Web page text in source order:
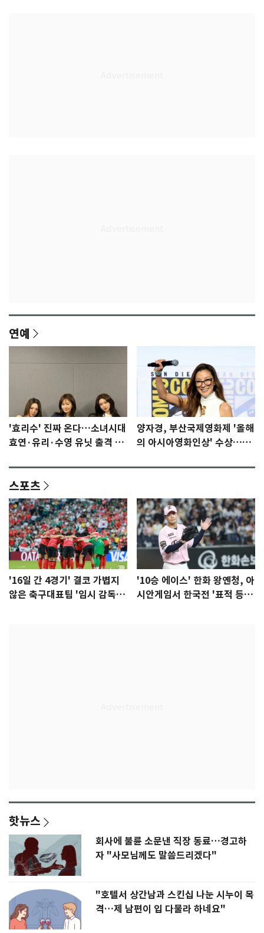
연예
'효리수' 진짜 온다…소녀시대
효연·유리·수영 유닛 출격 [N
양자경, 부산국제영화제 '올해
의 아시아영화인상' 수상…15
스포츠
'16일 간 4경기' 결코 가볍지
않은 축구대표팀 '임시 감독'
'10승 에이스' 한화 왕옌청, 아
시안게임서 한국전 '표적 등
핫뉴스
회사에 불륜 소문낸 직장 동료…경고하
자 "사모님께도 말씀드리겠다"
"호텔서 상간남과 스킨십 나눈 시누이 목
격…제 남편이 입 다물라 하네요"